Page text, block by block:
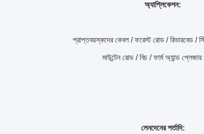
অ্যাপ্লিকেশন:
প্রাপ্তবয়স্কদের কেবল / ফরেস্ট রোড / রিভারবেড /
মাউন্টেন রোড / বিচ / ফার্ম অ্যান্ড প্লেজার
লেনদেনের শর্তাদি: